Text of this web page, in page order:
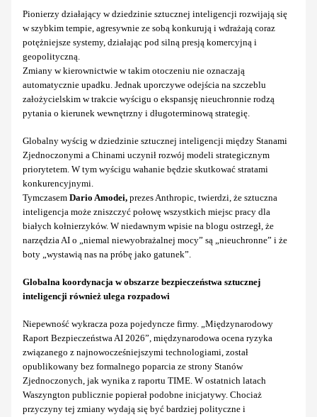
Pionierzy działający w dziedzinie sztucznej inteligencji rozwijają się
w szybkim tempie, agresywnie ze sobą konkurują i wdrażają coraz
potężniejsze systemy, działając pod silną presją komercyjną i
geopolityczną.
Zmiany w kierownictwie w takim otoczeniu nie oznaczają
automatycznie upadku. Jednak uporczywe odejścia na szczeblu
założycielskim w trakcie wyścigu o ekspansję nieuchronnie rodzą
pytania o kierunek wewnętrzny i długoterminową strategię.
Globalny wyścig w dziedzinie sztucznej inteligencji między Stanami
Zjednoczonymi a Chinami uczynił rozwój modeli strategicznym
priorytetem. W tym wyścigu wahanie będzie skutkować stratami
konkurencyjnymi.
Tymczasem Dario Amodei, prezes Anthropic, twierdzi, że sztuczna
inteligencja może zniszczyć połowę wszystkich miejsc pracy dla
białych kołnierzyków. W niedawnym wpisie na blogu ostrzegł, że
narzędzia AI o „niemal niewyobrażalnej mocy” są „nieuchronne” i że
boty „wystawią nas na próbę jako gatunek”.
Globalna koordynacja w obszarze bezpieczeństwa sztucznej
inteligencji również ulega rozpadowi
Niepewność wykracza poza pojedyncze firmy. „Międzynarodowy
Raport Bezpieczeństwa AI 2026”, międzynarodowa ocena ryzyka
związanego z najnowocześniejszymi technologiami, został
opublikowany bez formalnego poparcia ze strony Stanów
Zjednoczonych, jak wynika z raportu TIME. W ostatnich latach
Waszyngton publicznie popierał podobne inicjatywy. Chociaż
przyczyny tej zmiany wydają się być bardziej polityczne i